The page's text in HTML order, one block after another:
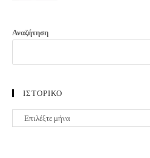
Αναζήτηση
ΙΣΤΟΡΙΚΟ
ΙΣΤΟΡΙΚΟ